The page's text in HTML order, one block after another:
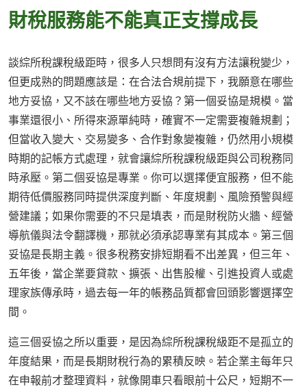
財稅服務能不能真正支撐成長
談綜所稅課稅級距時，很多人只想問有沒有方法讓稅變少，
但更成熟的問題應該是：在合法合規前提下，我願意在哪些
地方妥協，又不該在哪些地方妥協？第一個妥協是規模。當
事業還很小、所得來源單純時，確實不一定需要複雜規劃；
但當收入變大、交易變多、合作對象變複雜，仍然用小規模
時期的記帳方式處理，就會讓綜所稅課稅級距與公司稅務同
時承壓。第二個妥協是專業。你可以選擇便宜服務，但不能
期待低價服務同時提供深度判斷、年度規劃、風險預警與經
營建議；如果你需要的不只是填表，而是財稅防火牆、經營
導航儀與法令翻譯機，那就必須承認專業有其成本。第三個
妥協是長期主義。很多稅務安排短期看不出差異，但三年、
五年後，當企業要貸款、擴張、出售股權、引進投資人或處
理家族傳承時，過去每一年的帳務品質都會回頭影響選擇空
間。
這三個妥協之所以重要，是因為綜所稅課稅級距不是孤立的
年度結果，而是長期財稅行為的累積反映。若企業主每年只
在申報前才整理資料，就像開車只看眼前十公尺，短期不一